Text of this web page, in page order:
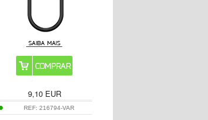
9,10EUR
REF: 216794-VAR